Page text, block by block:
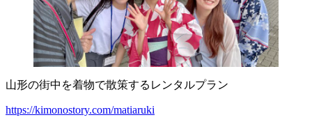
山形の街中を着物で散策するレンタルプラン
https://kimonostory.com/matiaruki